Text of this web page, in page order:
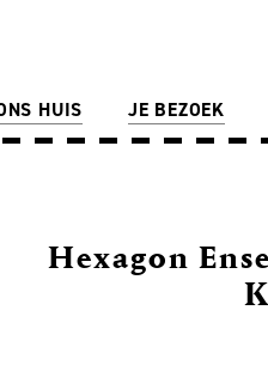
HUIS JE BEZOEK
Hexagon